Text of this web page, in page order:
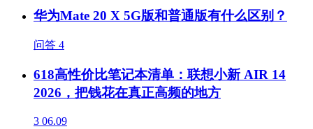
华为Mate 20 X 5G版和普通版有什么区别？
问答 4
618高性价比笔记本清单：联想小新 AIR 14
2026，把钱花在真正高频的地方
3 06.09